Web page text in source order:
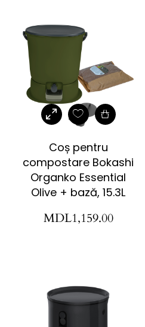
Coș pentru
compostare Bokashi
Organko Essential
Olive + bază, 15.3L
MDL1,159.00